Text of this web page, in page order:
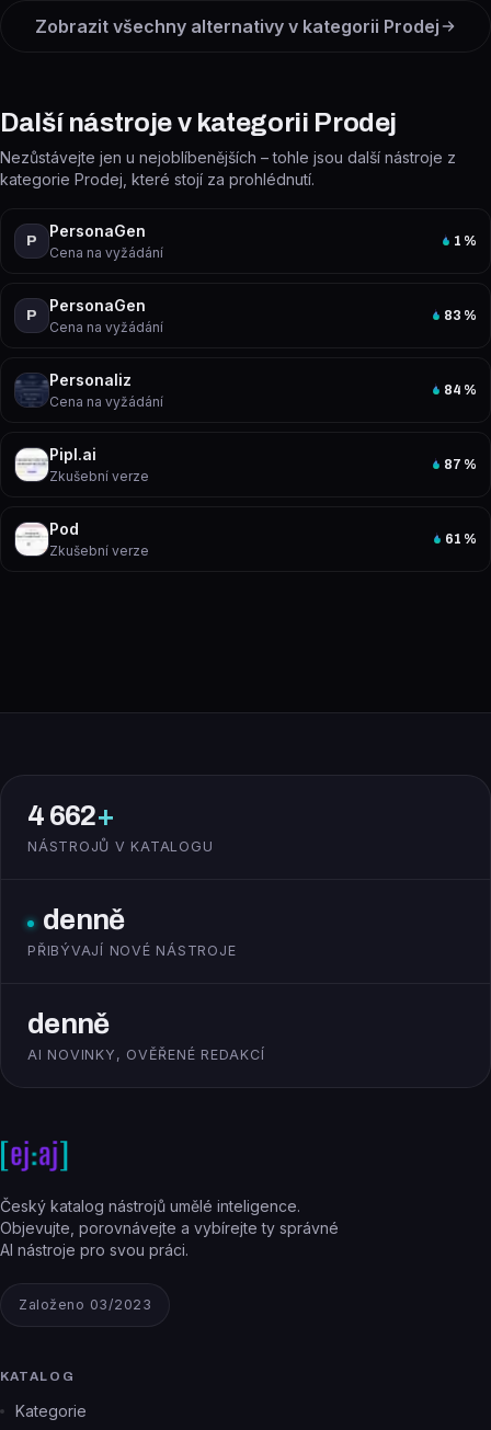
Zobrazit všechny alternativy v kategorii Prodej
Další nástroje v kategorii Prodej
Nezůstávejte jen u nejoblíbenějších – tohle jsou další nástroje z
kategorie Prodej, které stojí za prohlédnutí.
P
PersonaGen
Cena na vyžádání
1 %
P
PersonaGen
Cena na vyžádání
83 %
Personaliz
Cena na vyžádání
84 %
Pipl.ai
Zkušební verze
87 %
Pod
Zkušební verze
61 %
4 662+
NÁSTROJŮ V KATALOGU
denně
PŘIBÝVAJÍ NOVÉ NÁSTROJE
denně
AI NOVINKY, OVĚŘENÉ REDAKCÍ
Český katalog nástrojů umělé inteligence.
Objevujte, porovnávejte a vybírejte ty správné
AI nástroje pro svou práci.
Založeno 03/2023
KATALOG
Kategorie